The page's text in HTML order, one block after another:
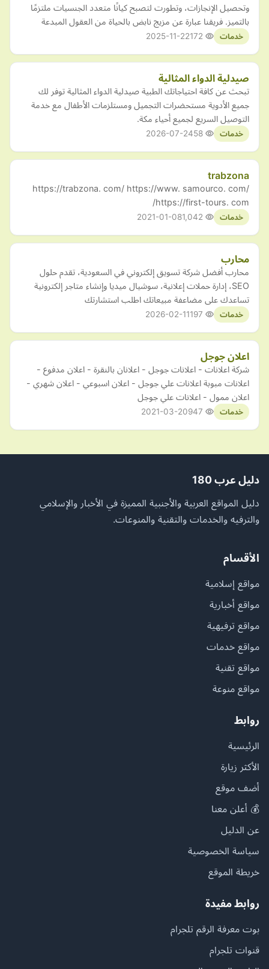
وتحصيل الإنجازات، وتطورت لتصبح كيانًا متعدد الجنسيات ملتزمًا
بالتميز. فريقنا عبارة عن مزيج نابض بالحياة من العقول المبدعة
خدمات 2025-11-22
صيدلية الدواء المثالية
تبحث عن كافة احتياجاتك الطبية صيدلية الدواء المثالية توفر لك
جميع الأدوية مستحضرات التجميل ومستلزمات الأطفال مع خدمة
التوصيل السريع لجميع أحياء مكة.
خدمات 2026-07-24
trabzona
https://trabzona. com/ https://www. samourco. com/
https://first-tours. com/
خدمات 2021-01-08
محارب
محارب أفضل شركة تسويق إلكتروني في السعودية، تقدم حلول
SEO، إدارة حملات إعلانية، سوشيال ميديا وإنشاء متاجر إلكترونية
تساعدك على مضاعفة مبيعاتك اطلب استشارتك
خدمات 2026-02-11
اعلان جوجل
شركة اعلانات - اعلانات جوجل - اعلانان بالنقرة - اعلان مدفوع -
اعلانات مبوبة اعلانات علي جوجل - اعلان اسبوعي - اعلان شهري -
اعلان ممول - اعلانات علي جوجل
خدمات 2021-03-20
دليل عرب 180
دليل المواقع العربية والأجنبية المميزة في الأخبار والإسلامي
والترفيه والخدمات والتقنية والمنوعات.
الأقسام
مواقع إسلامية
مواقع أخبارية
مواقع ترفيهية
مواقع خدمات
مواقع تقنية
مواقع منوعة
روابط
الرئيسية
الأكثر زيارة
أضف موقع
💰 أعلن معنا
عن الدليل
سياسة الخصوصية
خريطة الموقع
روابط مفيدة
بوت معرفة الرقم تلجرام
قنوات تلجرام